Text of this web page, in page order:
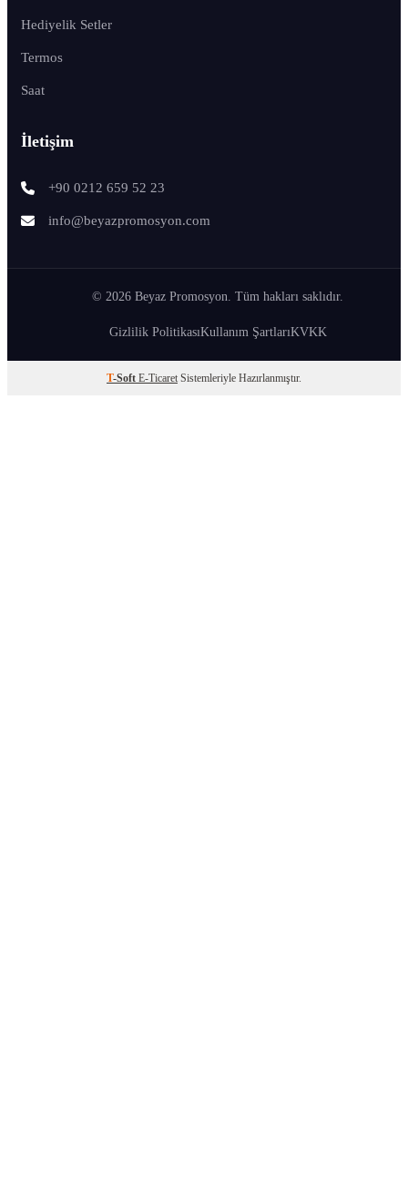
Hediyelik Setler
Termos
Saat
İletişim
+90 0212 659 52 23
info@beyazpromosyon.com
© 2026 Beyaz Promosyon. Tüm hakları saklıdır.
Gizlilik PolitikasıKullanım ŞartlarıKVKK
T-Soft E-Ticaret Sistemleriyle Hazırlanmıştır.